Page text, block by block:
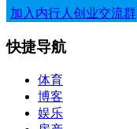
加入内行人创业交流群
快捷导航
体育
博客
娱乐